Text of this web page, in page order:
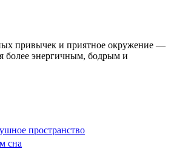
привычек и приятное окружение —
более энергичным, бодрым и
пространство
сна